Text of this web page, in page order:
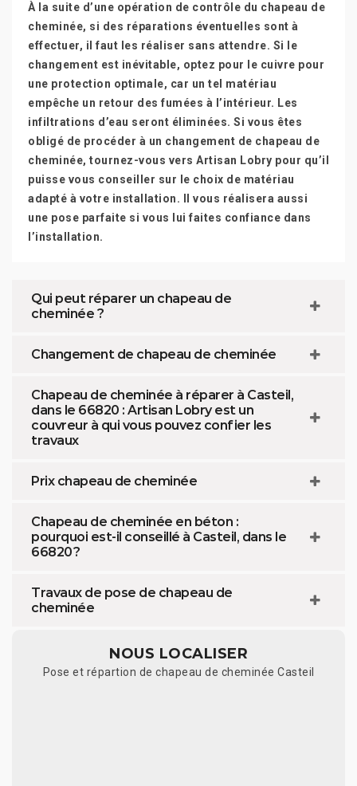
À la suite d’une opération de contrôle du chapeau de
cheminée, si des réparations éventuelles sont à
effectuer, il faut les réaliser sans attendre. Si le
changement est inévitable, optez pour le cuivre pour
une protection optimale, car un tel matériau
empêche un retour des fumées à l’intérieur. Les
infiltrations d’eau seront éliminées. Si vous êtes
obligé de procéder à un changement de chapeau de
cheminée, tournez-vous vers Artisan Lobry pour qu’il
puisse vous conseiller sur le choix de matériau
adapté à votre installation. Il vous réalisera aussi
une pose parfaite si vous lui faites confiance dans
l’installation.
Qui peut réparer un chapeau de
cheminée ?
Changement de chapeau de cheminée
Chapeau de cheminée à réparer à Casteil,
dans le 66820 : Artisan Lobry est un
couvreur à qui vous pouvez confier les
travaux
Prix chapeau de cheminée
Chapeau de cheminée en béton :
pourquoi est-il conseillé à Casteil, dans le
66820 ?
Travaux de pose de chapeau de
cheminée
NOUS LOCALISER
Pose et répartion de chapeau de cheminée Casteil